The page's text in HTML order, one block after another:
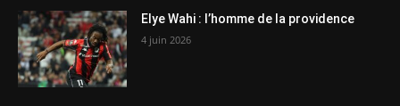
Elye Wahi : l’homme de la providence
4 juin 2026